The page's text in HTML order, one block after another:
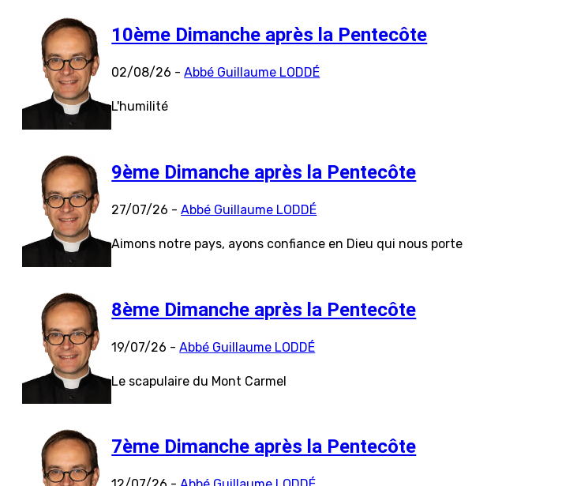
10ème Dimanche après la Pentecôte
02/08/26 -Abbé Guillaume LODDÉ
L'humilité
9ème Dimanche après la Pentecôte
27/07/26 -Abbé Guillaume LODDÉ
Aimons notre pays, ayons confiance en Dieu qui nous porte
8ème Dimanche après la Pentecôte
19/07/26 -Abbé Guillaume LODDÉ
Le scapulaire du Mont Carmel
7ème Dimanche après la Pentecôte